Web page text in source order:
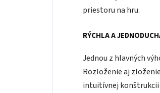
priestoru na hru.
RÝCHLA A
Jednou z hlavných
Rozloženie aj
intuitívnej konštrukcii